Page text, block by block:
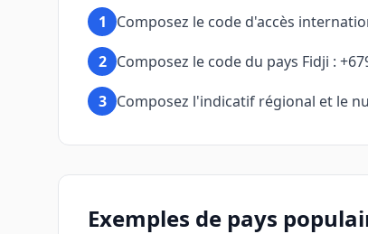
1
Composez le code d'accès
2 Composez le code du pays Fidji :
3 Composez l'indicatif régional et le
Exemples de pays